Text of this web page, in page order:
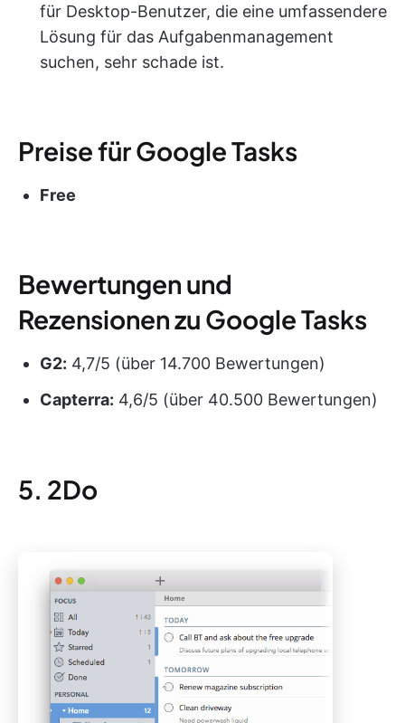
für Desktop-Benutzer, die eine umfassendere
Lösung für das Aufgabenmanagement
suchen, sehr schade ist.
Preise für Google Tasks
Free
Bewertungen und
Rezensionen zu Google Tasks
G2: 4,7/5 (über 14.700 Bewertungen)
Capterra: 4,6/5 (über 40.500 Bewertungen)
5. 2Do